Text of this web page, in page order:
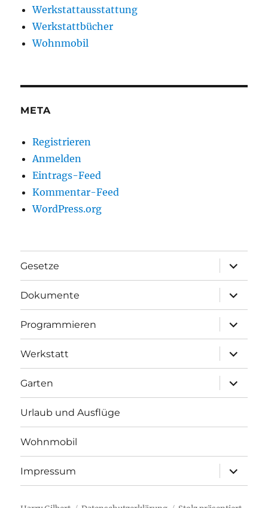
Werkstattausstattung
Werkstattbücher
Wohnmobil
META
Registrieren
Anmelden
Eintrags-Feed
Kommentar-Feed
WordPress.org
Gesetze
anzeigen
Dokumente
anzeigen
Programmieren
anzeigen
Werkstatt
anzeigen
Garten
anzeigen
Urlaub und Ausflüge
Wohnmobil
Impressum
anzeigen